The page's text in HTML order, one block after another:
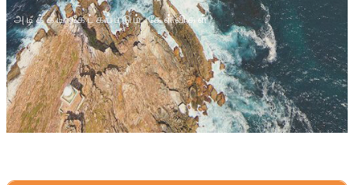
அடிக்கடி கேட்கப்படும் கேள்விகள்